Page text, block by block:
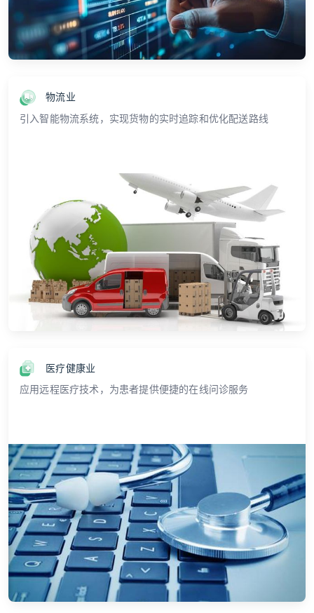
物流业
引入智能物流系统，实现货物的实时追踪和优化配送路线
医疗健康业
应用远程医疗技术，为患者提供便捷的在线问诊服务